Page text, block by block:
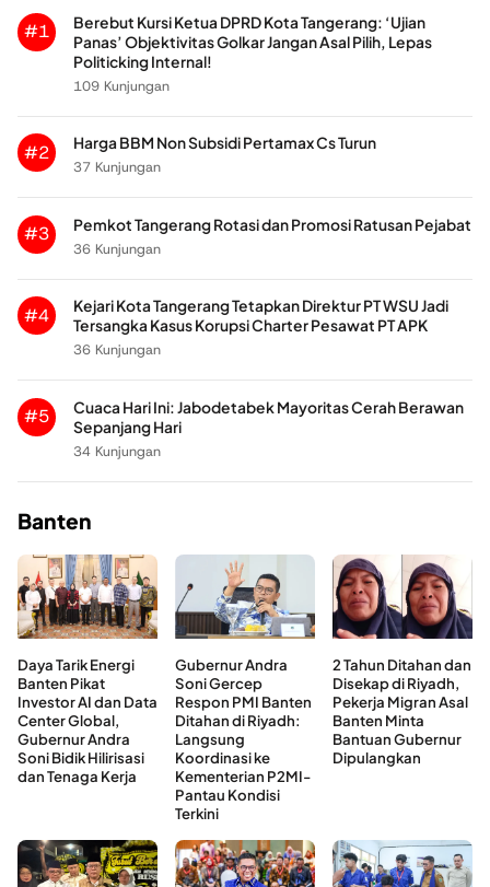
#1
Berebut Kursi Ketua DPRD Kota Tangerang: ‘Ujian
Panas’ Objektivitas Golkar Jangan Asal Pilih, Lepas
Politicking Internal!
109 Kunjungan
#2
Harga BBM Non Subsidi Pertamax Cs Turun
37 Kunjungan
#3
Pemkot Tangerang Rotasi dan Promosi Ratusan Pejabat
36 Kunjungan
#4
Kejari Kota Tangerang Tetapkan Direktur PT WSU Jadi
Tersangka Kasus Korupsi Charter Pesawat PT APK
36 Kunjungan
#5
Cuaca Hari Ini: Jabodetabek Mayoritas Cerah Berawan
Sepanjang Hari
34 Kunjungan
Banten
Daya Tarik Energi
Banten Pikat
Investor AI dan Data
Center Global,
Gubernur Andra
Soni Bidik Hilirisasi
dan Tenaga Kerja
Gubernur Andra
Soni Gercep
Respon PMI Banten
Ditahan di Riyadh:
Langsung
Koordinasi ke
Kementerian P2MI-
Pantau Kondisi
Terkini
2 Tahun Ditahan dan
Disekap di Riyadh,
Pekerja Migran Asal
Banten Minta
Bantuan Gubernur
Dipulangkan